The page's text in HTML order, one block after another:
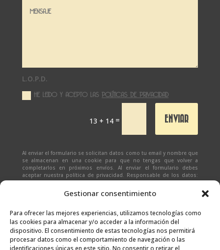
Gestionar consentimiento
Para ofrecer las mejores experiencias, utilizamos tecnologías como
las cookies para almacenar y/o acceder a la información del
dispositivo. El consentimiento de estas tecnologías nos permitirá
procesar datos como el comportamiento de navegación o las
identificaciones únicas en este sitio. No consentir o retirar el
L.O.P.D.
HE LEIDO Y ACEPTO LASPOLÍTICAS DE PRIVACIDAD
13 + 14 = ENVIAR
Al enviar el formulario se solicitan datos como tu email y nombre que
se almacenan en una cookie para que no tengas que volver a
completarlos en próximos envíos. Al enviar el formulario debes
aceptar nuestra política de privacidad. Responsable de los datos:
Ivan Zabalza | Finalidad: responder a solicitudes del formulario |
Legitimación: Tu consentimiento expreso | Destinatario:
(datos almacenados sólo en cliente email) | Derechos: Tienes
y olvido de tus datos.